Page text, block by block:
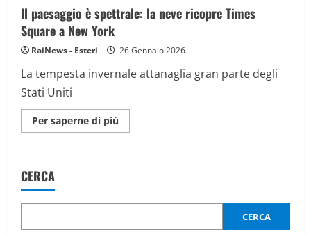
del
lago
a
Chicago
Il paesaggio è spettrale: la neve ricopre Times
Square a New York
RaiNews - Esteri 26 Gennaio 2026
La tempesta invernale attanaglia gran parte degli
Stati Uniti
Per saperne di più
informazioni
la
ricopre
Square
CERCA
CERCA